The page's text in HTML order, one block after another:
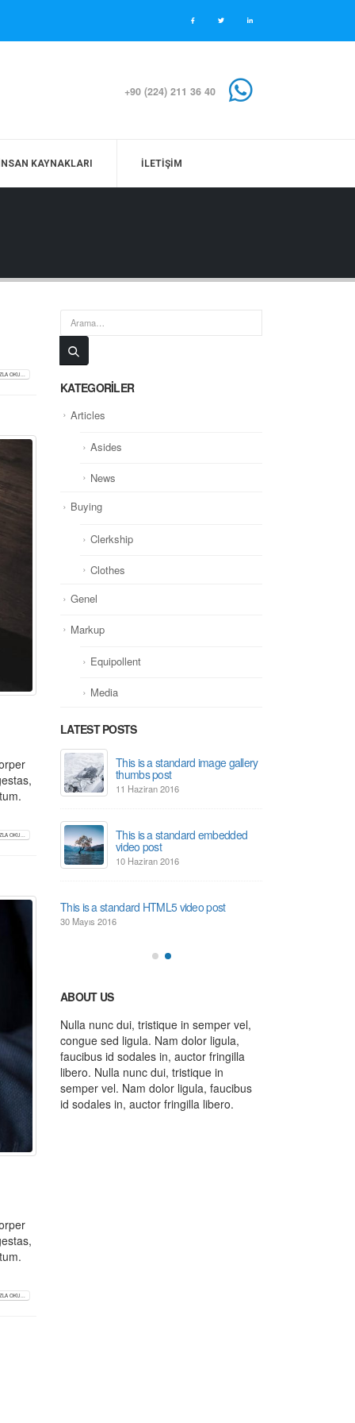
+90 (224) 211 36 40
KAYNAKLARI İLETIŞIM
OKU...
OKU...
OKU...
KATEGORILER
Articles
Asides
News
Buying
Clerkship
Clothes
Genel
Markup
Equipollent
Media
LATEST POSTS
This is a standard image gallery
thumbs post
11 Haziran 2016
This is a standard embedded
video post
10 Haziran 2016
This is a standard HTML5 video post
30 Mayıs 2016
ABOUT US
Nulla nunc dui, tristique in semper vel,
congue sed ligula. Nam dolor ligula,
faucibus id sodales in, auctor fringilla
libero. Nulla nunc dui, tristique in
semper vel. Nam dolor ligula, faucibus
id sodales in, auctor fringilla libero.